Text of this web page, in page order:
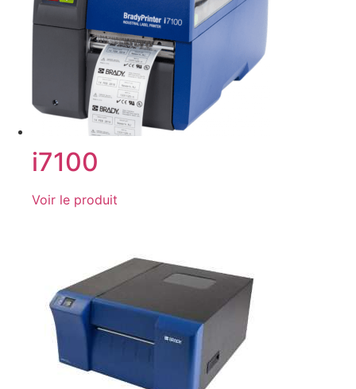
i7100
Voir le produit